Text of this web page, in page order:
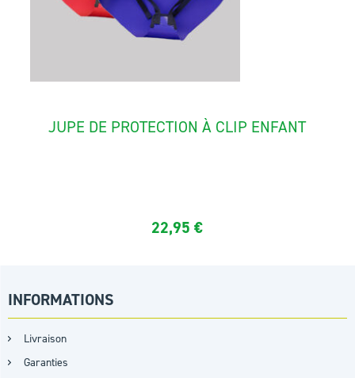
JUPE DE PROTECTION À CLIP ENFANT
22,95€
INFORMATIONS
Livraison
Garanties